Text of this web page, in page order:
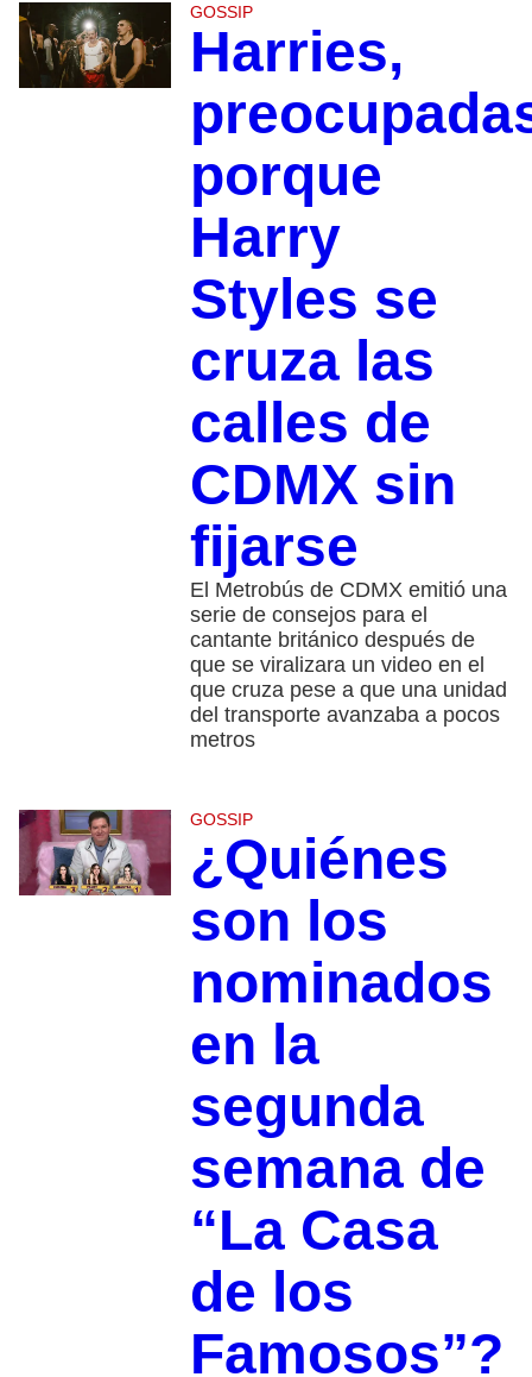
GOSSIP
Harries,
porque
Harry
Styles se
cruza las
calles de
CDMX sin
fijarse
El Metrobús de CDMX emitió una
serie de consejos para el
cantante británico después de
que se viralizara un video en el
que cruza pese a que una unidad
del transporte avanzaba a pocos
metros
GOSSIP
¿Quiénes
son los
nominados
en la
segunda
semana de
“La Casa
de los
Famosos”?